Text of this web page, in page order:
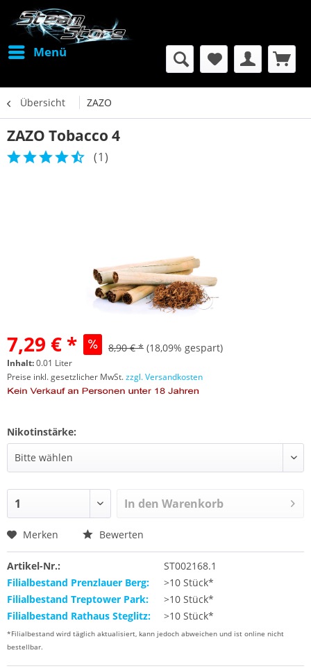
Menü
Übersicht ZAZO
ZAZO Tobacco 4
(1)
7,29 € * 8,90 € * (18,09% gespart)
Inhalt:0.01 Liter
Preise inkl. gesetzlicher MwSt.zzgl. Versandkosten
Nikotinstärke:
In den Warenkorb
Merken Bewerten
Artikel-Nr.:
ST002168.1
Filialbestand Prenzlauer Berg:
>10 Stück*
Filialbestand Treptower Park:
>10 Stück*
Filialbestand Rathaus Steglitz:
>10 Stück*
*Filialbestand wird täglich aktualisiert, kann jedoch abweichen und ist online nicht
bestellbar.